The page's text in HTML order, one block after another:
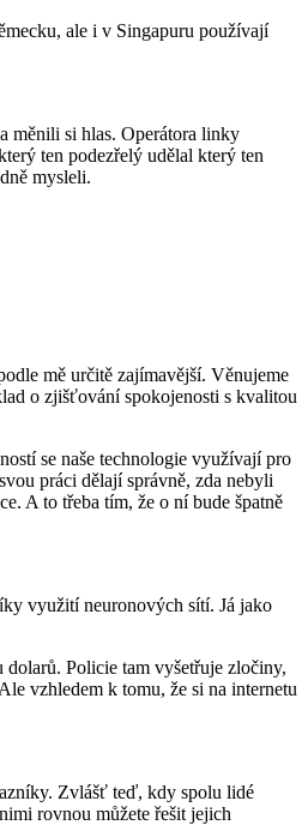
ale i v Singapuru používají
měnili si hlas. Operátora linky
ten podezřelý udělal který ten
mysleli.
mě určitě zajímavější. Věnujeme
o zjišťování spokojenosti s kvalitou
se naše technologie využívají pro
práci dělají správně, zda nebyli
A to třeba tím, že o ní bude špatně
využití neuronových sítí. Já jako
Policie tam vyšetřuje zločiny,
vzhledem k tomu, že si na internetu
Zvlášť teď, kdy spolu lidé
rovnou můžete řešit jejich